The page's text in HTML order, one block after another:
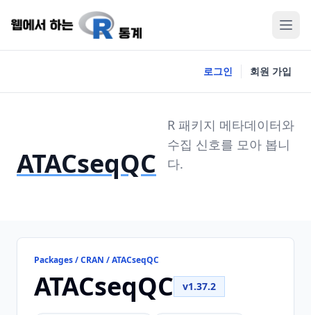
로그인 회원 가입
ATACseqQC
R 패키지 메타데이터와
수집 신호를 모아 봅니
다.
Packages / CRAN / ATACseqQC
ATACseqQC v1.37.2